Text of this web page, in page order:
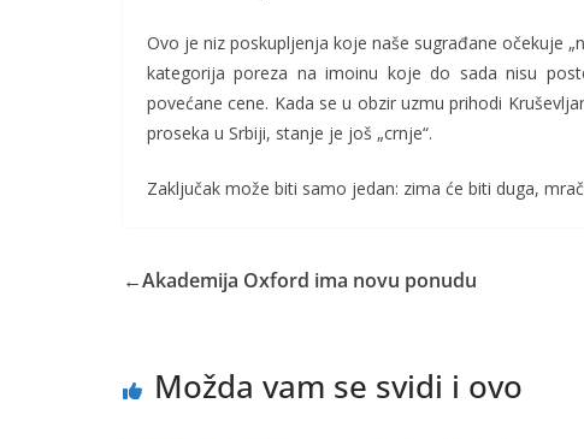
Ovo je niz poskupljenja koje naše sugrađane očekuje
kategorija poreza na imoinu koje do sada nisu
povećane cene. Kada se u obzir uzmu prihodi
proseka u Srbiji, stanje je još „crnje“.
Zaključak može biti samo jedan: zima će biti duga,
←Akademija Oxford ima novu ponudu
Možda vam se svidi i ovo